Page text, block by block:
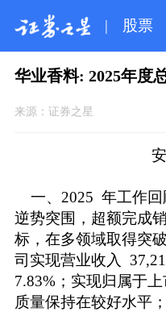
| 股票
华业香料: 2025年度
来源： 证券之星
安徽华业香
总经理
一、2025 年工作回
逆势突围，超额完成
标，在多领域取得突
司实现营业收入
7.83%；实现归属于
质量保持在较好水平